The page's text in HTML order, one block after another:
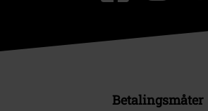
Betalingsmåter